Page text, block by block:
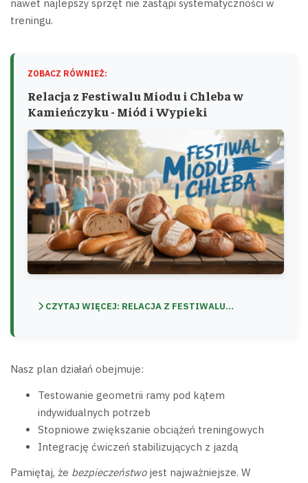
nawet najlepszy sprzęt nie zastąpi systematyczności w
treningu.
ZOBACZ RÓWNIEŻ:
Relacja z Festiwalu Miodu i Chleba w
Kamieńczyku - Miód i Wypieki
CZYTAJ WIĘCEJ: RELACJA Z FESTIWALU...
Nasz plan działań obejmuje:
Testowanie geometrii ramy pod kątem
indywidualnych potrzeb
Stopniowe zwiększanie obciążeń treningowych
Integrację ćwiczeń stabilizujących z jazdą
Pamiętaj, że bezpieczeństwojest najważniejsze. W